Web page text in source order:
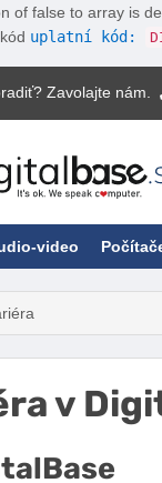
of false to array is
uplatní kód:
Zavolajte nám.
video
v